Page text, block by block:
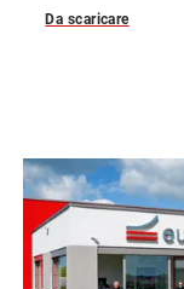
Da scaricare